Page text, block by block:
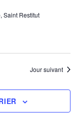
Saint Restitut
Jour suivant